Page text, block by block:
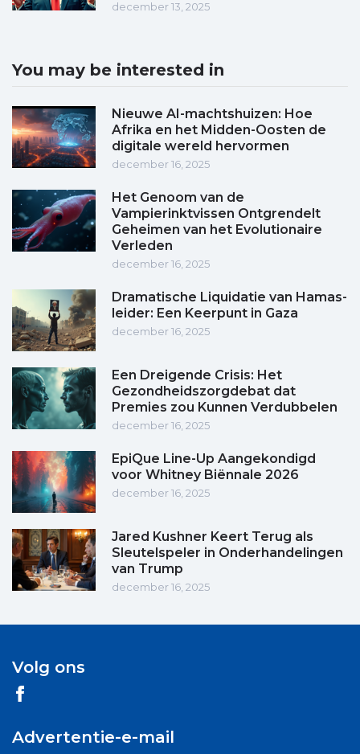
december 13, 2025
You may be interested in
Nieuwe AI-machtshuizen: Hoe
Afrika en het Midden-Oosten de
digitale wereld hervormen
december 16, 2025
Het Genoom van de
Vampierinktvissen Ontgrendelt
Geheimen van het Evolutionaire
Verleden
december 16, 2025
Dramatische Liquidatie van Hamas-
leider: Een Keerpunt in Gaza
december 16, 2025
Een Dreigende Crisis: Het
Gezondheidszorgdebat dat
Premies zou Kunnen Verdubbelen
december 16, 2025
EpiQue Line-Up Aangekondigd
voor Whitney Biënnale 2026
december 16, 2025
Jared Kushner Keert Terug als
Sleutelspeler in Onderhandelingen
van Trump
december 16, 2025
Volg ons
Advertentie-e-mail